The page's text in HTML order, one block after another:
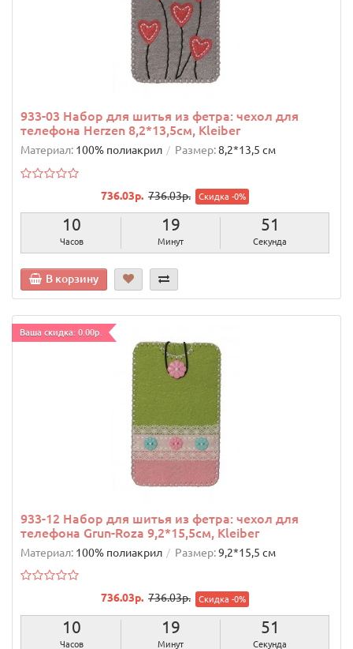
933-03 Набор для шитья из фетра: чехол для
телефона Herzen 8,2*13,5см, Kleiber
Материал: 100% полиакрил Размер:8,2*13,5 см
736.03р. 736.03р. Скидка -0%
10
Часов
19
Минут
50
Секунд
В корзину
Ваша скидка: 0.00р.
933-12 Набор для шитья из фетра: чехол для
телефона Grun-Roza 9,2*15,5см, Kleiber
Материал: 100% полиакрил Размер:9,2*15,5 см
736.03р. 736.03р. Скидка -0%
10
Часов
19
Минут
50
Секунд